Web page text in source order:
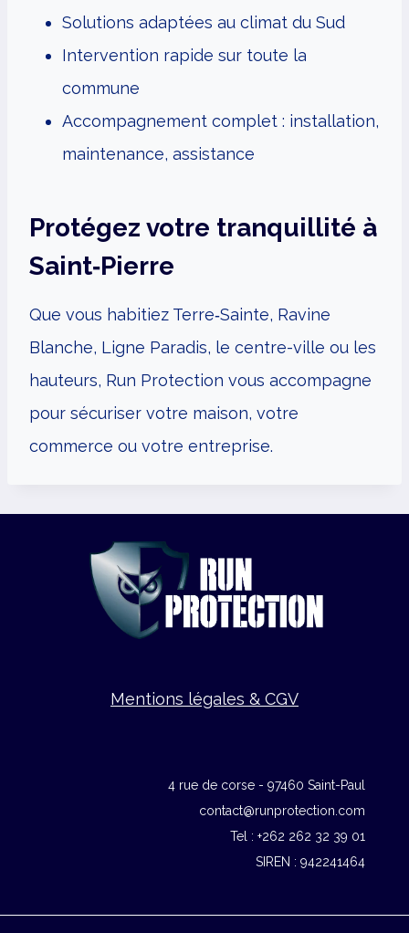
Solutions adaptées au climat du Sud
Intervention rapide sur toute la
commune
Accompagnement complet : installation,
maintenance, assistance
Protégez votre tranquillité à
Saint‑Pierre
Que vous habitiez Terre‑Sainte, Ravine
Blanche, Ligne Paradis, le centre-ville ou les
hauteurs, Run Protection vous accompagne
pour sécuriser votre maison, votre
commerce ou votre entreprise.
Mentions légales & CGV
4 rue de corse - 97460 Saint-Paul
contact@runprotection.com
Tel : +262 262 32 39 01
SIREN : 942241464